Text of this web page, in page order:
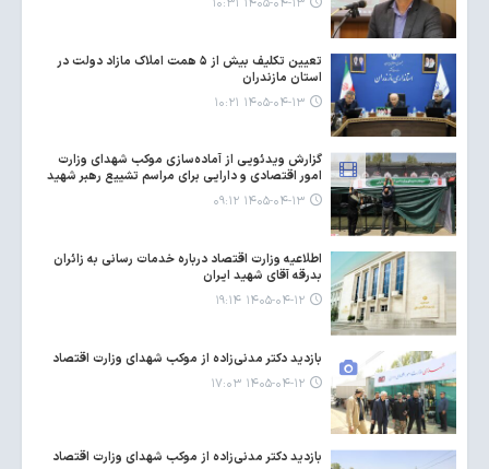
۱۴۰۵-۰۴-۱۳ ۱۰:۳۱
تعیین تکلیف بیش از ۵ همت املاک مازاد دولت در
استان مازندران
۱۴۰۵-۰۴-۱۳ ۱۰:۲۱
گزارش ویدئویی از آماده‌سازی موکب شهدای وزارت
امور اقتصادی و دارایی برای مراسم تشییع رهبر شهید
۱۴۰۵-۰۴-۱۳ ۰۹:۱۲
اطلاعیه وزارت اقتصاد درباره خدمات رسانی به زائران
بدرقه آقای شهید ایران
۱۴۰۵-۰۴-۱۲ ۱۹:۱۴
بازدید دکتر مدنی‌زاده از موکب شهدای وزارت اقتصاد
۱۴۰۵-۰۴-۱۲ ۱۷:۰۳
بازدید دکتر مدنی‌زاده از موکب شهدای وزارت اقتصاد